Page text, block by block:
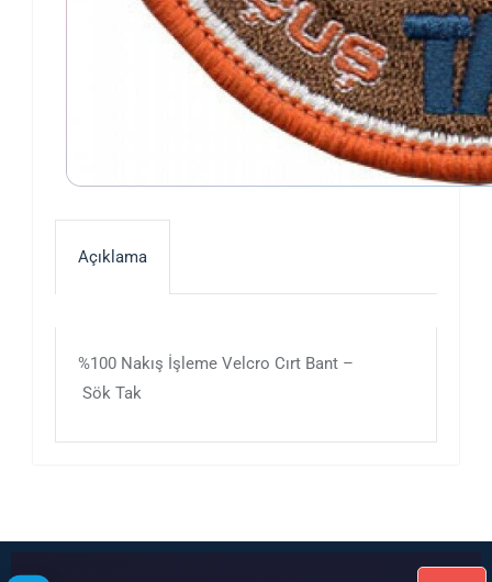
Açıklama
%100 Nakış İşleme Velcro Cırt Bant –
Sök Tak